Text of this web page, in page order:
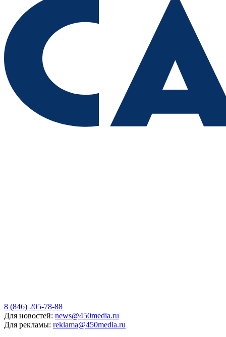
8 (846) 205-78-88
Для новостей: news@450media.ru
Для рекламы: reklama@450media.ru